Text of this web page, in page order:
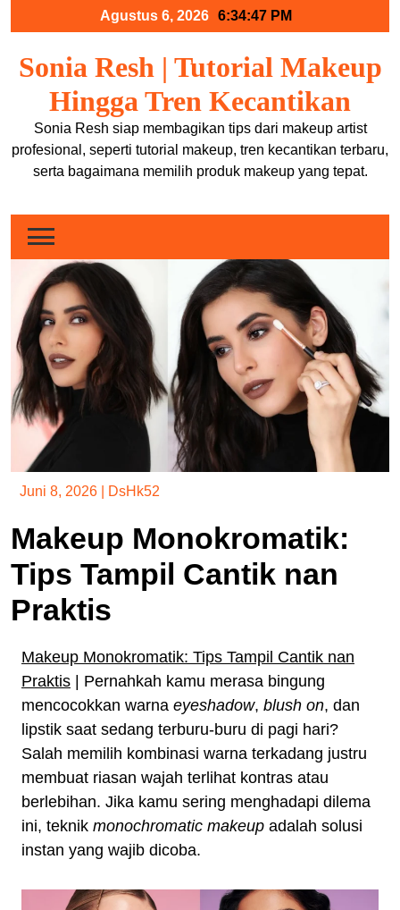
Agustus 6, 2026 6:34:47 PM
Sonia Resh | Tutorial Makeup
Hingga Tren Kecantikan
Sonia Resh siap membagikan tips dari makeup artist
profesional, seperti tutorial makeup, tren kecantikan terbaru,
serta bagaimana memilih produk makeup yang tepat.
Juni 8, 2026 DsHk52
Makeup Monokromatik:
Tips Tampil Cantik nan
Praktis
Makeup Monokromatik: Tips Tampil Cantik nan
Praktis | Pernahkah kamu merasa bingung
mencocokkan warna eyeshadow, blush on, dan
lipstik saat sedang terburu-buru di pagi hari?
Salah memilih kombinasi warna terkadang justru
membuat riasan wajah terlihat kontras atau
berlebihan. Jika kamu sering menghadapi dilema
ini, teknik monochromatic makeup adalah solusi
instan yang wajib dicoba.